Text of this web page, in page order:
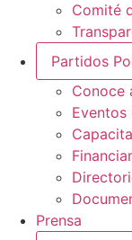
Comité
Partidos
Conoce
Eventos
Prensa